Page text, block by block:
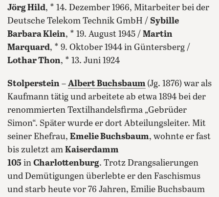
Jörg Hild, * 14. Dezember 1966, Mitarbeiter bei der
Deutsche Telekom Technik GmbH / Sybille
Barbara Klein, * 19. August 1945 / Martin
Marquard, * 9. Oktober 1944 in Güntersberg /
Lothar Thon, * 13. Juni 1924
Stolperstein – Albert Buchsbaum (Jg. 1876) war als
Kaufmann tätig und arbeitete ab etwa 1894 bei der
renommierten Textilhandelsfirma „Gebrüder
Simon“. Später wurde er dort Abteilungsleiter. Mit
seiner Ehefrau, Emelie Buchsbaum, wohnte er fast
bis zuletzt am Kaiserdamm
105 in Charlottenburg. Trotz Drangsalierungen
und Demütigungen überlebte er den Faschismus
und starb heute vor 76 Jahren, Emilie Buchsbaum